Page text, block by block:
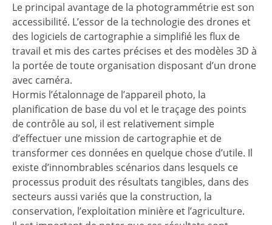
Le principal avantage de la photogrammétrie est son
accessibilité. L’essor de la technologie des drones et
des logiciels de cartographie a simplifié les flux de
travail et mis des cartes précises et des modèles 3D à
la portée de toute organisation disposant d’un drone
avec caméra.
Hormis l’étalonnage de l’appareil photo, la
planification de base du vol et le traçage des points
de contrôle au sol, il est relativement simple
d’effectuer une mission de cartographie et de
transformer ces données en quelque chose d’utile. Il
existe d’innombrables scénarios dans lesquels ce
processus produit des résultats tangibles, dans des
secteurs aussi variés que la construction, la
conservation, l’exploitation minière et l’agriculture.